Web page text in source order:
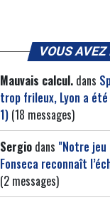
VOUS
Mauvais calcul. dans
trop frileux, Lyon a
1) (18 messages)
Sergio dans "Notre
Fonseca reconnaît
(2 messages)